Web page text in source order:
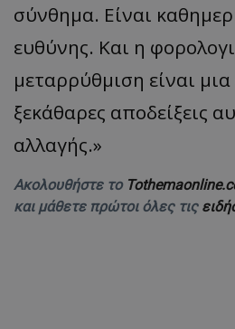
σύνθημα. Είναι
ευθύνης. Και η
μεταρρύθμιση είναι
ξεκάθαρες αποδείξεις
αλλαγής.»
Ακολουθήστε το
και μάθετε πρώτοι όλες τις